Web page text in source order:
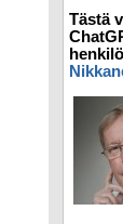
Tästä